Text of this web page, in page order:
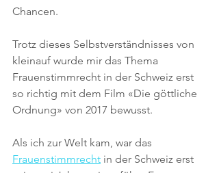
Chancen.
Trotz dieses Selbstverständnisses von
kleinauf wurde mir das Thema
Frauenstimmrecht in der Schweiz erst
so richtig mit dem Film «Die göttliche
Ordnung» von 2017 bewusst.
Als ich zur Welt kam, war das
Frauenstimmrecht in der Schweiz erst